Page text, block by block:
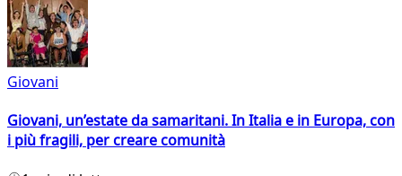
Giovani
Giovani, un’estate da samaritani. In Italia e in Europa, con
i più fragili, per creare comunità